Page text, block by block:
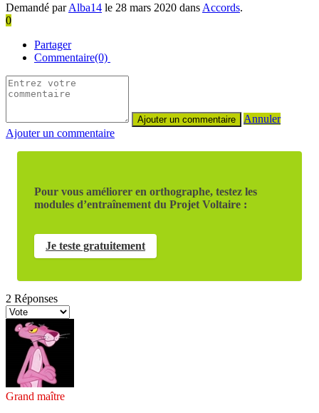
Demandé parAlba14 le 28 mars 2020 dans Accords.
0
Partager
Commentaire(0)
Annuler
Ajouter un commentaire
Pour vous améliorer en orthographe, testez les
modules d’entraînement du Projet Voltaire :
Je teste gratuitement
2 Réponses
Grand maître